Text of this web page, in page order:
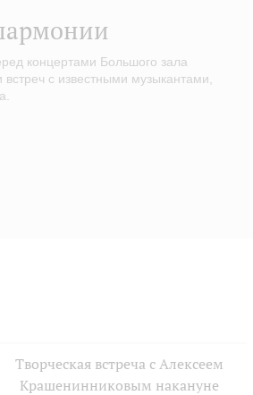
концертами Большого зала
с известными музыкантами,
Творческая встреча с Алексеем
Крашенинниковым накануне